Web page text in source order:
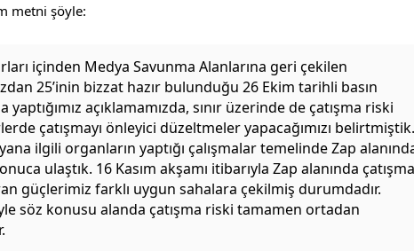
metni şöyle:
içinden Medya Savunma Alanlarına geri çekilen
25’inin bizzat hazır bulunduğu 26 Ekim tarihli basın
yaptığımız açıklamamızda, sınır üzerinde de çatışma riski
çatışmayı önleyici düzeltmeler yapacağımızı
ilgili organların yaptığı çalışmalar temelinde Zap
ulaştık. 16 Kasım akşamı itibarıyla Zap alanında çatışma
güçlerimiz farklı uygun sahalara çekilmiş durumdadır.
söz konusu alanda çatışma riski tamamen ortadan